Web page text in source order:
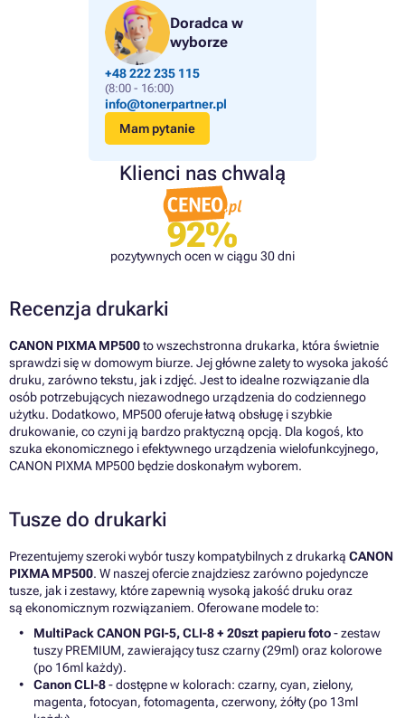
Doradca w
wyborze
+48 222 235 115
(8:00 - 16:00)
info@tonerpartner.pl
Mam pytanie
Klienci nas chwalą
92%
pozytywnych ocen w ciągu 30 dni
Recenzja drukarki
CANON PIXMA MP500to wszechstronna drukarka, która świetnie
sprawdzi się w domowym biurze. Jej główne zalety to wysoka jakość
druku, zarówno tekstu, jak i zdjęć. Jest to idealne rozwiązanie dla
osób potrzebujących niezawodnego urządzenia do codziennego
użytku. Dodatkowo, MP500 oferuje łatwą obsługę i szybkie
drukowanie, co czyni ją bardzo praktyczną opcją. Dla kogoś, kto
szuka ekonomicznego i efektywnego urządzenia wielofunkcyjnego,
CANON PIXMA MP500 będzie doskonałym wyborem.
Tusze do drukarki
Prezentujemy szeroki wybór tuszy kompatybilnych z drukarką CANON
PIXMA MP500. W naszej ofercie znajdziesz zarówno pojedyncze
tusze, jak i zestawy, które zapewnią wysoką jakość druku oraz
są ekonomicznym rozwiązaniem. Oferowane modele to:
MultiPack CANON PGI-5, CLI-8 + 20szt papieru foto- zestaw
tuszy PREMIUM, zawierający tusz czarny (29ml) oraz kolorowe
(po 16ml każdy).
Canon CLI-8- dostępne w kolorach: czarny, cyan, zielony,
magenta, fotocyan, fotomagenta, czerwony, żółty (po 13ml